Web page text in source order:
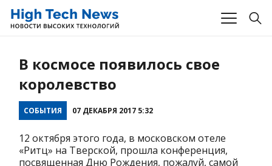
В космосе появилось свое
королевство
СОБЫТИЯ 07 ДЕКАБРЯ 2017 5:32
12 октября этого года, в московском отеле
«Ритц» на Тверской, прошла конференция,
посвященная Дню Рождения, пожалуй, самой